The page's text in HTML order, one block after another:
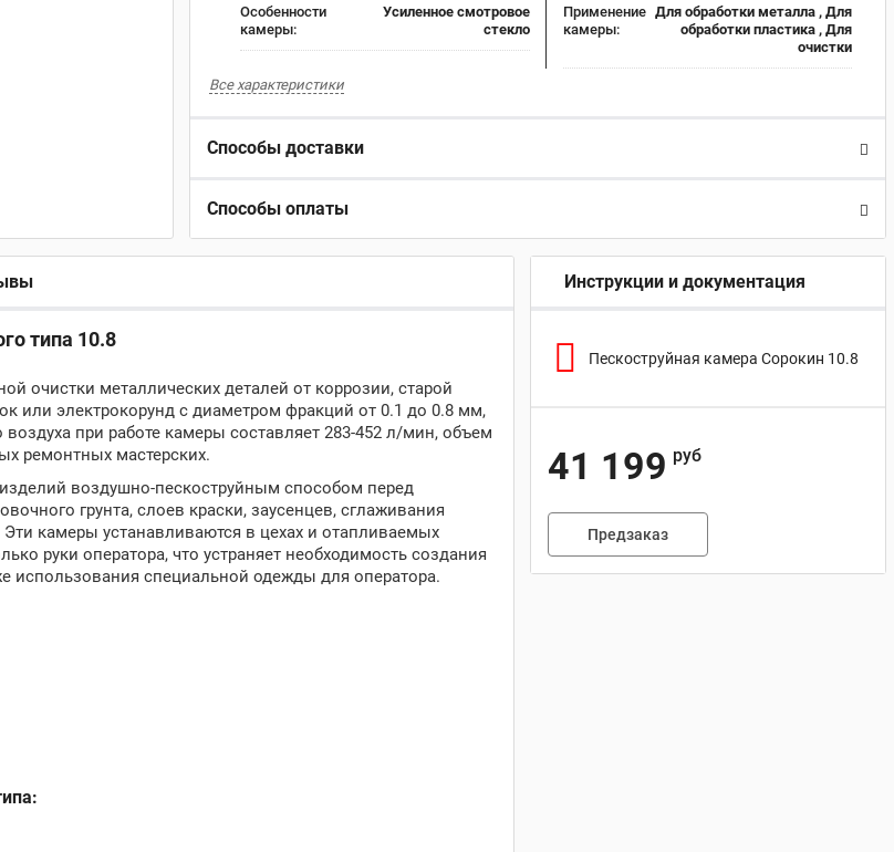
Особенности
камеры:
Усиленное смотровое
стекло
Применение
камеры:
Для обработки металла , Для
обработки пластика , Для
очистки
Все характеристики
Способы доставки
Способы оплаты
типа 10.8
очистки металлических деталей от коррозии, старой
или электрокорунд с диаметром фракций от 0.1 до 0.8 мм,
при работе камеры составляет 283-452 л/мин, объем
ремонтных мастерских.
воздушно-пескоструйным способом перед
грунта, слоев краски, заусенцев, сглаживания
камеры устанавливаются в цехах и отапливаемых
руки оператора, что устраняет необходимость создания
специальной одежды для оператора.
Инструкции и документация
Пескоструйная камера Сорокин 10.8
41 199 руб
Предзаказ